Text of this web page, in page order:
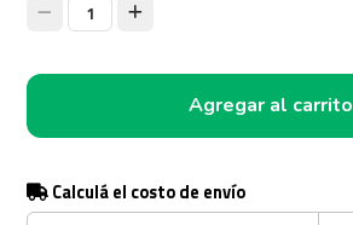
1
Agregar al carrito
Calculá el costo de envío